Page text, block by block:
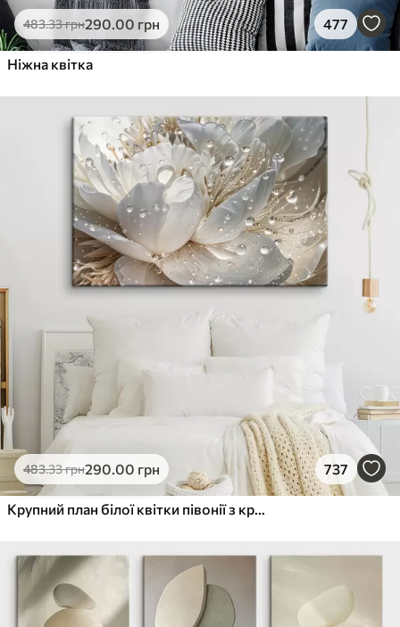
483.33грн290.00 грн 477
Ніжна квітка
483.33грн290.00 грн 737
Крупний план білої квітки півонії з крапельками води на пелюстках на розмитому фоні